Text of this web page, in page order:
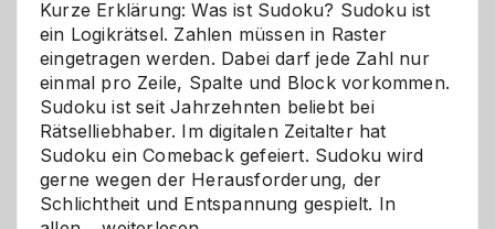
Kurze Erklärung: Was ist Sudoku? Sudoku ist
ein Logikrätsel. Zahlen müssen in Raster
eingetragen werden. Dabei darf jede Zahl nur
einmal pro Zeile, Spalte und Block vorkommen.
Sudoku ist seit Jahrzehnten beliebt bei
Rätselliebhaber. Im digitalen Zeitalter hat
Sudoku ein Comeback gefeiert. Sudoku wird
gerne wegen der Herausforderung, der
Schlichtheit und Entspannung gespielt. In